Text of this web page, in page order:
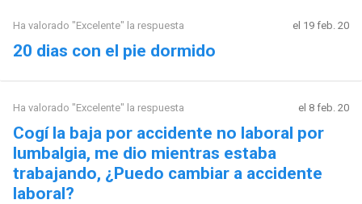
Ha valorado "Excelente" la respuesta el 19 feb. 20
20 dias con el pie dormido
Ha valorado "Excelente" la respuesta el 8 feb. 20
Cogí la baja por accidente no laboral por
lumbalgia, me dio mientras estaba
trabajando, ¿Puedo cambiar a accidente
laboral?